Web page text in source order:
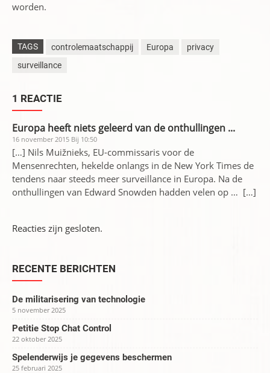
worden.
TAGS controlemaatschappij Europa
privacy
surveillance
1 REACTIE
Europa heeft niets geleerd van de onthullingen ...
16 november 2015 Bij 10:50
[…] Nils Muižnieks, EU-commissaris voor de
Mensenrechten, hekelde onlangs in de New York Times de
tendens naar steeds meer surveillance in Europa. Na de
onthullingen van Edward Snowden hadden velen op … […]
Reacties zijn gesloten.
RECENTE BERICHTEN
De militarisering van technologie
5 november 2025
Petitie Stop Chat Control
22 oktober 2025
Spelenderwijs je gegevens beschermen
25 februari 2025